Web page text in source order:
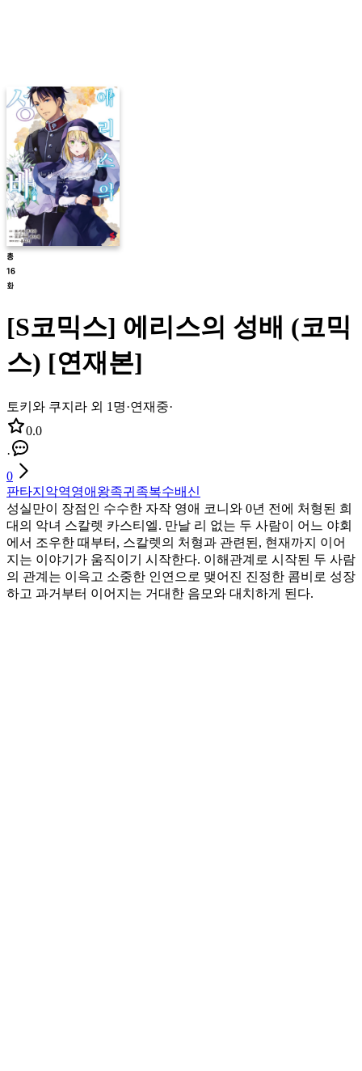
[S코믹스] 에리스의 성배 (코믹
스) [연재본]
토키와 쿠지라 외 1명·연재중·
0.0
·
0
판타지 악역영애 왕족귀족복수배신
성실만이 장점인 수수한 자작 영애 코니와 0년 전에 처형된 희
대의 악녀 스칼렛 카스티엘. 만날 리 없는 두 사람이 어느 야회
에서 조우한 때부터, 스칼렛의 처형과 관련된, 현재까지 이어
지는 이야기가 움직이기 시작한다. 이해관계로 시작된 두 사람
의 관계는 이윽고 소중한 인연으로 맺어진 진정한 콤비로 성장
하고 과거부터 이어지는 거대한 음모와 대치하게 된다.